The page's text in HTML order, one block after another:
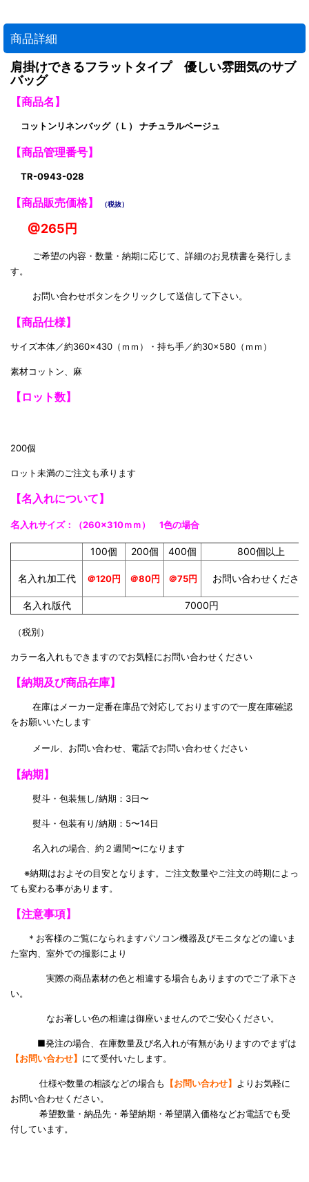
商品詳細
肩掛けできるフラットタイプ 優しい雰囲気のサブ
バッグ
【商品名】
コットンリネンバッグ（Ｌ） ナチュラルベージュ
【商品管理番号】
TR-0943-028
【商品販売価格】 （税抜）
@265円
ご希望の内容・数量・納期に応じて、詳細のお見積書を発行しま
す。
お問い合わせボタンをクリックして送信して下さい。
【商品仕様】
サイズ本体／約360×430（ｍｍ）・持ち手／約30×580（ｍｍ）
素材コットン、麻
【ロット数】
200個
ロット未満のご注文も承ります
【名入れについて】
名入れサイズ：（260×310ｍｍ） 1色の場合
100個 200個 400個 800個以上
名入れ加工代 ＠120円 ＠80円 ＠75円 お問い合わせください
名入れ版代 7000円
（税別）
カラー名入れもできますのでお気軽にお問い合わせください
【納期及び商品在庫】
在庫はメーカー定番在庫品で対応しておりますので一度在庫確認
をお願いいたします
メール、お問い合わせ、電話でお問い合わせください
【納期】
熨斗・包装無し/納期：3日〜
熨斗・包装有り/納期：5〜14日
名入れの場合、約２週間〜になります
※納期はおよその目安となります。ご注文数量やご注文の時期によっ
ても変わる事があります。
【注意事項】
＊お客様のご覧になられますパソコン機器及びモニタなどの違いま
た室内、室外での撮影により
実際の商品素材の色と相違する場合もありますのでご了承下さ
い。
なお著しい色の相違は御座いませんのでご安心ください。
■発注の場合、在庫数量及び名入れが有無がありますのでまずは
【お問い合わせ】 にて受付いたします。
仕様や数量の相談などの場合も 【お問い合わせ】
よりお気軽に
お問い合わせください。
希望数量・納品先・希望納期・希望購入価格などお電話でも受
付しています。